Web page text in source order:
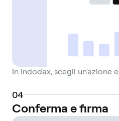
In Indodax, scegli un'azione
04
Conferma e firma